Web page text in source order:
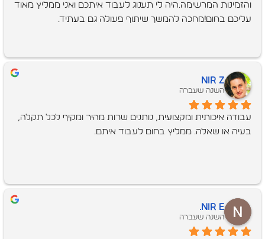
והזמינות המרשימה.היה לי תענוג לעבוד איתכם ואני ממליץ מאוד
עליכם בחום!מחכה להמשך שיתוף פעולה גם בעתיד.
Nir Z
השנה שעברה
עבודה איכותית ומקצועית, נותנים שרות מהיר ומקיף לכל תקלה,
בעיה או שאלה. ממליץ בחום לעבוד איתם.
Nir E.
השנה שעברה